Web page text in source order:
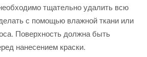
тщательно удалить всю
с помощью влажной ткани или
Поверхность должна быть
нанесением краски.